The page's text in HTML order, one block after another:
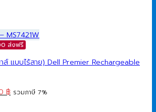
ส่งฟรี
ส์ แบบไร้สาย) Dell Premier Rechargeable
฿ Current
รวมภาษี 7%